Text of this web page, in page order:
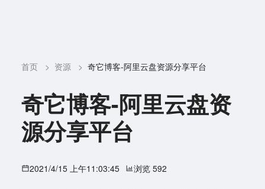
首页 > 资源 > 奇它博客-阿里云盘资源分享平台
奇它博客-阿里云盘资
源分享平台
2021/4/15 上午11:03:45 浏览 592